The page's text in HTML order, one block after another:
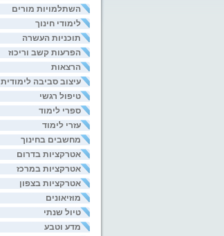
השתלמויות מורים
לימודי חינוך
תוכניות העשרה
הפרעות קשב וריכוז
הרצאות
עיצוב סביבה לימודית
טיפול רגשי
ספרי לימוד
עזרי לימוד
מחשבים בחינוך
אטרקציות בדרום
אטרקציות במרכז
אטרקציות בצפון
מוזיאונים
טיול שנתי
מדע וטבע